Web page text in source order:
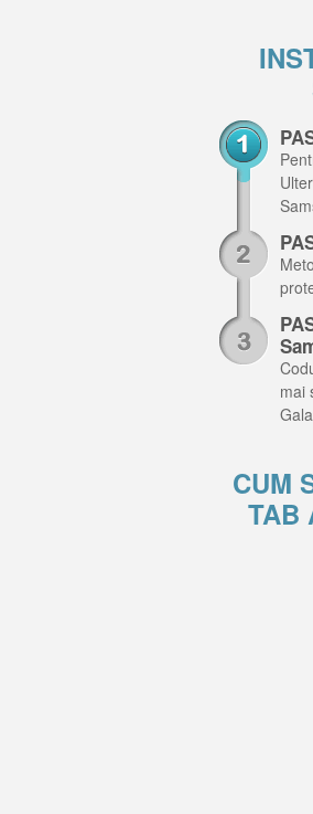
mai
CUM
TAB